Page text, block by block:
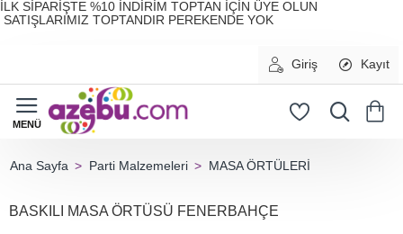
İLK SİPARİŞTE %10 İNDİRİM TOPTAN İÇİN ÜYE OLUN
SATIŞLARIMIZ TOPTANDIR PEREKENDE YOK
Giriş Kayıt
Parti Malzemeleri MASA ÖRTÜLERİ
BASKILI MASA ÖRTÜSÜ FENERBAHÇE